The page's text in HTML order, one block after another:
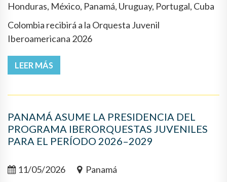
Honduras, México, Panamá, Uruguay, Portugal, Cuba
Colombia recibirá a la Orquesta Juvenil
Iberoamericana 2026
LEER MÁS
PANAMÁ ASUME LA PRESIDENCIA DEL
PROGRAMA IBERORQUESTAS JUVENILES
PARA EL PERÍODO 2026–2029
11/05/2026
Panamá